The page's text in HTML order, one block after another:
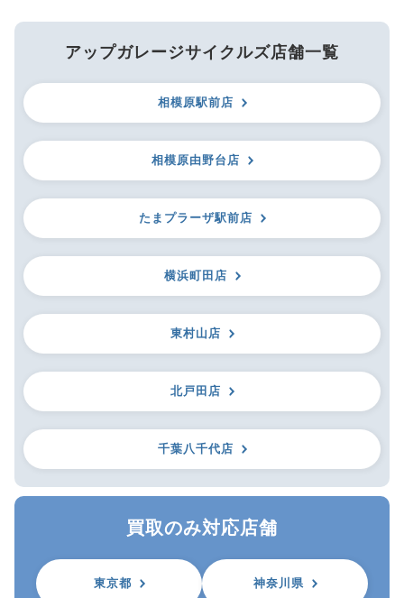
アップガレージサイクルズ店舗一覧
相模原駅前店
相模原由野台店
たまプラーザ駅前店
横浜町田店
東村山店
北戸田店
千葉八千代店
買取のみ対応店舗
東京都 神奈川県